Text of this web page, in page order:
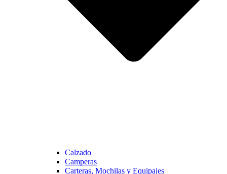
Calzado
Camperas
Carteras, Mochilas y Equipajes